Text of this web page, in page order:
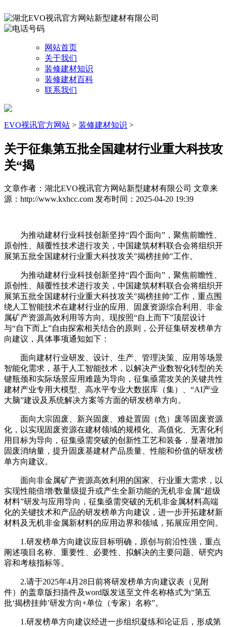
网站首页
关于我们
装修建材知识
装修建材百科
联系我们
EVO视讯官方网站 > 装修建材知识 >
关于征集第五批全国建材行业重大科技攻
关“揭
文章作者：湖北EVO视讯官方网站新型建材有限公司 文章来
源：http://www.kxhcc.com 发布时间：2025-04-20 19:39
为推动建材行业科技创新坚持“四个面向”，聚焦前瞻性、
原创性、颠覆性技术进行攻关，中国建筑材料联合会将组织开
展第五批全国建材行业重大科技攻关"揭榜挂帅"工作。
为推动建材行业科技创新坚持“四个面向”，聚焦前瞻性、
原创性、颠覆性技术进行攻关，中国建筑材料联合会将组织开
展第五批全国建材行业重大科技攻关"揭榜挂帅"工作，重点围
绕人工智能技术在建材行业的应用、固废资源综合利用、非金
属矿产资源高效利用等方向。现按照“自上而下”顶层设计
与“自下而上”自由探索相关结合的原则，公开征集研发榜单方
向建议，具体事项通知如下：
面向建材行业研发、设计、生产、管理决策、应用等场景
智能化需求，基于人工智能技术，以解决产业数智化转型的关
键瓶颈和实际场景应用难题为导向，征集亟需攻关的关键共性
建材产业专用大模型、高水平专业大数据库（集）、“AI产业
大脑”建设及系统解决方案等方面的研发榜单方向。
面向大宗固废、新兴固废、难处置固（危）废等固废资源
化，以实现固废资源在建材领域的规模化、高值化、无害化利
用目标为导向，征集亟需突破的创新性工艺和装备，显著增加
固废消纳量，提升固废基建材产品质量、性能和价值的研发榜
单方向建议。
面向非金属矿产资源高效利用的国家、行业重大需求，以
实现性能倍增/数量级提升或产生全新功能的无机非金属“超级
材料”研发与应用导向，征集亟需突破的无机非金属材料高端
化的关键技术和产品的研发榜单方向建议，进一步开拓建材新
材料及无机非金属新材料的应用边界和领域，拓展应用空间。
1.研发榜单方向建议应目标明确，原创与前沿性强，重点
阐述项目名称、重要性、必要性、拟解决的主要问题、研究内
容和考核指标等。
2.请于2025年4月28日前将研发榜单方向建议表（见附
件）的盖章版扫描件及word版发送至文件名称格式为“第五
批‘揭榜挂帅’研发方向+单位（专家）名称”。
1.研发榜单方向建议经进一步组织凝练和论证后，形成第